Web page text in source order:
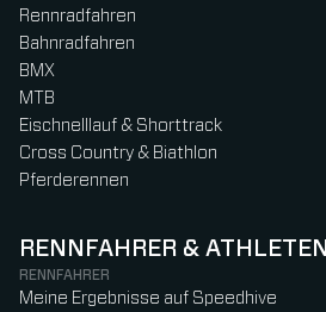
Rennradfahren
Bahnradfahren
BMX
MTB
Eischnelllauf & Shorttrack
Cross Country & Biathlon
Pferderennen
RENNFAHRER & ATHLETEN
RENNFAHRER
Meine Ergebnisse auf Speedhive